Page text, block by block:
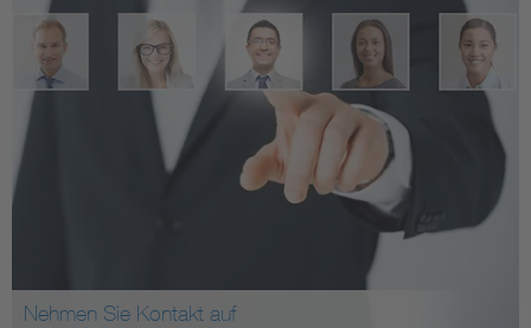
Nehmen Sie Kontakt auf